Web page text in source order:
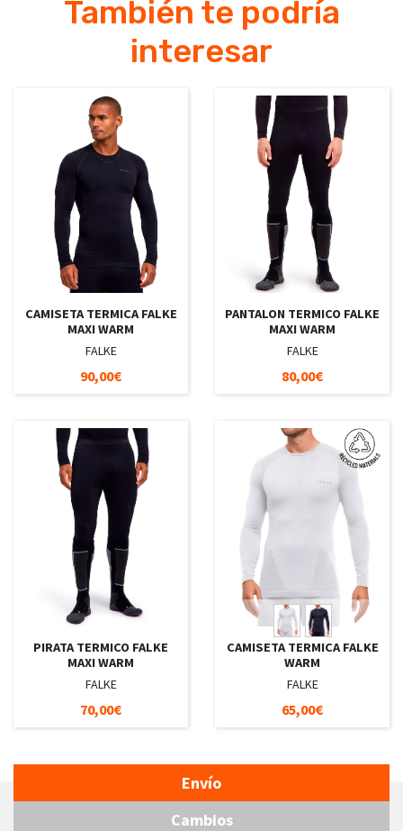
También te podría
interesar
CAMISETA TERMICA FALKE
MAXI WARM
FALKE
90,00€
PANTALON TERMICO FALKE
MAXI WARM
FALKE
80,00€
PIRATA TERMICO FALKE
MAXI WARM
FALKE
70,00€
CAMISETA TERMICA FALKE
WARM
FALKE
65,00€
Envío
Cambios